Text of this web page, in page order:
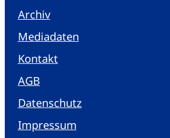
Archiv
Mediadaten
Kontakt
AGB
Datenschutz
Impressum